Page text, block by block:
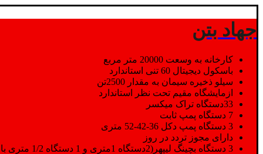
جهاد بتن
کارخانه به وسعت 20000 متر مربع
باسکول دیجیتال 60 تنی استاندارد
سیلو ذخیره سیمان به مقدار 2500تن
ازمایشگاه مقیم تحت نظر استاندارد
33دستگاه تراک میکسر
7 دستگاه پمپ ثابت
3 دستگاه پمپ دکل 36-42-52 متری
دارای مجوز تردد در روز
3 دستگاه بچینگ لیپهر(2دستگاه 1متری و 1 دستگاه 1/2 متری با توان تولید 150 متر مکعب در ساعت)